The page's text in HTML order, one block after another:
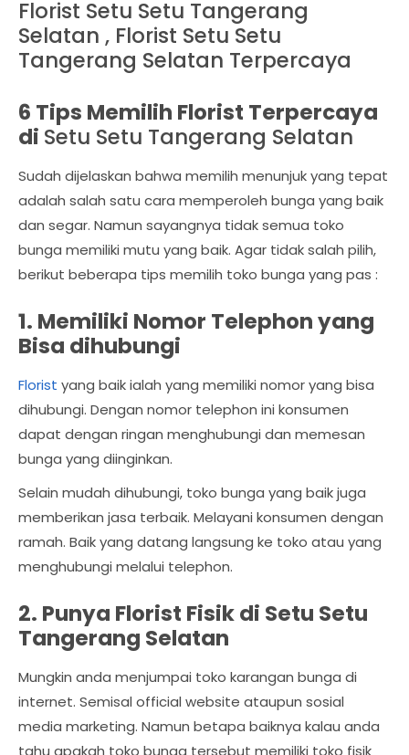
Florist Setu Setu Tangerang
Selatan , Florist Setu Setu
Tangerang Selatan Terpercaya
6 Tips Memilih Florist Terpercaya
di Setu Setu Tangerang Selatan
Sudah dijelaskan bahwa memilih menunjuk yang tepat
adalah salah satu cara memperoleh bunga yang baik
dan segar. Namun sayangnya tidak semua toko
bunga memiliki mutu yang baik. Agar tidak salah pilih,
berikut beberapa tips memilih toko bunga yang pas :
1. Memiliki Nomor Telephon yang
Bisa dihubungi
Florist yang baik ialah yang memiliki nomor yang bisa
dihubungi. Dengan nomor telephon ini konsumen
dapat dengan ringan menghubungi dan memesan
bunga yang diinginkan.
Selain mudah dihubungi, toko bunga yang baik juga
memberikan jasa terbaik. Melayani konsumen dengan
ramah. Baik yang datang langsung ke toko atau yang
menghubungi melalui telephon.
2. Punya Florist Fisik di Setu Setu
Tangerang Selatan
Mungkin anda menjumpai toko karangan bunga di
internet. Semisal official website ataupun sosial
media marketing. Namun betapa baiknya kalau anda
tahu apakah toko bunga tersebut memiliki toko fisik